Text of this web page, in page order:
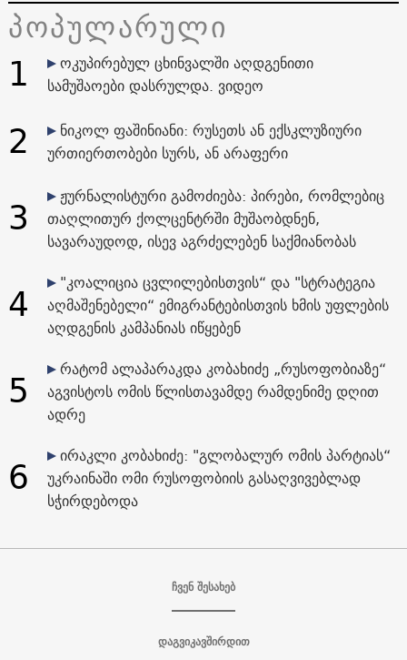
პოპულარული
1
ოკუპირებულ ცხინვალში აღდგენითი
სამუშაოები დასრულდა. ვიდეო
2
ნიკოლ ფაშინიანი: რუსეთს ან ექსკლუზიური
ურთიერთობები სურს, ან არაფერი
3
ჟურნალისტური გამოძიება: პირები, რომლებიც
თაღლითურ ქოლცენტრში მუშაობდნენ,
სავარაუდოდ, ისევ აგრძელებენ საქმიანობას
4
"კოალიცია ცვლილებისთვის“ და "სტრატეგია
აღმაშენებელი“ ემიგრანტებისთვის ხმის უფლების
აღდგენის კამპანიას იწყებენ
5
რატომ ალაპარაკდა კობახიძე „რუსოფობიაზე“
აგვისტოს ომის წლისთავამდე რამდენიმე დღით
ადრე
6
ირაკლი კობახიძე: "გლობალურ ომის პარტიას“
უკრაინაში ომი რუსოფობიის გასაღვივებლად
სჭირდებოდა
ჩვენ შესახებ
დაგვიკავშირდით